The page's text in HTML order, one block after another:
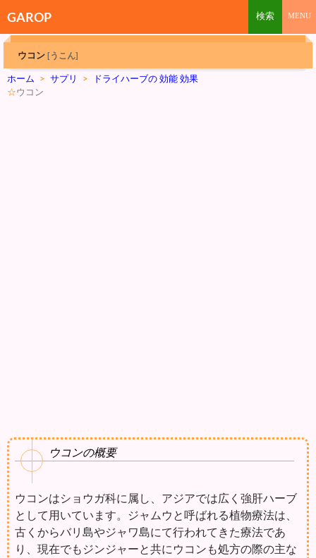
GAROP
ウコン [うこん]
ホーム > サプリ >
ドライハーブの 効能 効果
☆ウコン
ウコンの概要
ウコンはショウガ科に属し、アジアでは広く強肝ハーブ
として用いています。ジャムウと呼ばれる植物療法は、
古くからバリ島やジャワ島にて行われてきた療法であ
り、現在でもジンジャーと共にウコンも処方の際の主な